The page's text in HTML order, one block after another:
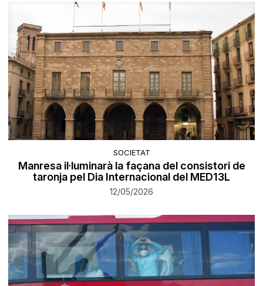
SOCIETAT
Manresa il·luminarà la façana del consistori de
taronja pel Dia Internacional del MED13L
12/05/2026